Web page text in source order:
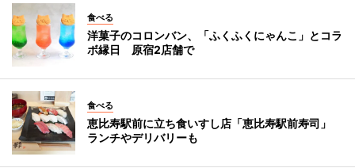
食べる
洋菓子のコロンバン、「ふくふくにゃんこ」とコラ
ボ縁日 原宿2店舗で
食べる
恵比寿駅前に立ち食いすし店「恵比寿駅前寿司」
ランチやデリバリーも